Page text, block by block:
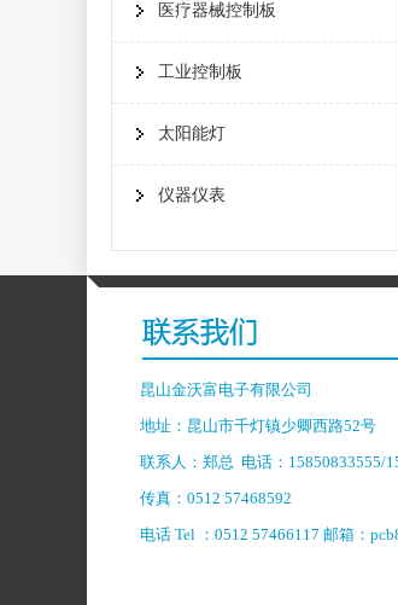
医疗器械控制板
工业控制板
太阳能灯
仪器仪表
昆山金沃富电子有限公司
地址：昆山市千灯镇少卿西路52号
联系人：郑总 电话：15850833555/
传真：0512 57468592
电话 Tel ：0512 57466117 邮箱：